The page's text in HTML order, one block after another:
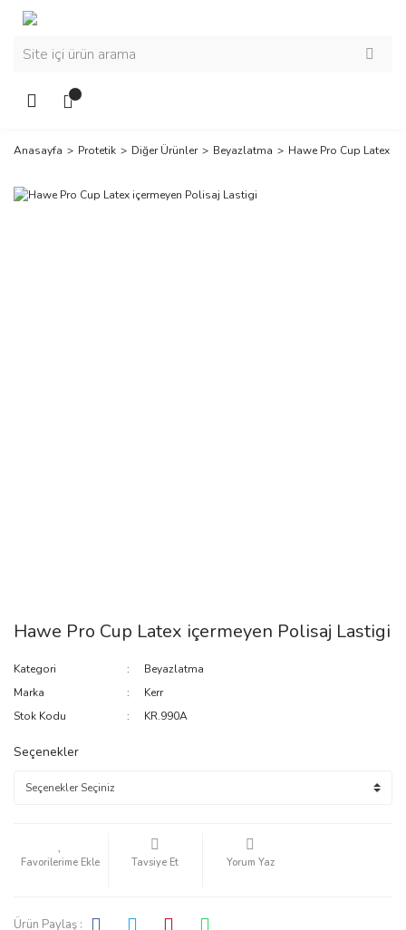
Anasayfa Protetik Diğer Ürünler Beyazlatma Hawe Pro Cup Latex
Hawe Pro Cup Latex içermeyen Polisaj Lastigi
Kategori
Beyazlatma
Marka
Kerr
Stok Kodu
KR.990A
Seçenekler
Tavsiye Et Yorum Yaz
Ürün Paylaş :